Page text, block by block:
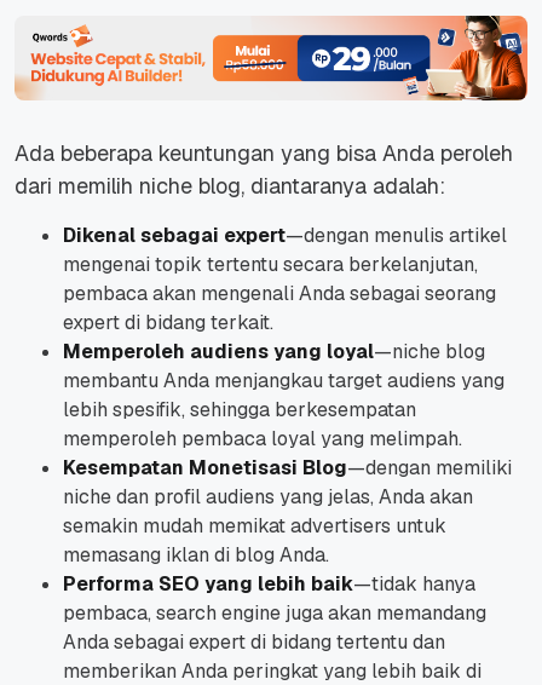
Ada beberapa keuntungan yang bisa Anda peroleh
dari memilih niche blog, diantaranya adalah:
Dikenal sebagai expert—dengan menulis artikel
mengenai topik tertentu secara berkelanjutan,
pembaca akan mengenali Anda sebagai seorang
expert di bidang terkait.
Memperoleh audiens yang loyal—niche blog
membantu Anda menjangkau target audiens yang
lebih spesifik, sehingga berkesempatan
memperoleh pembaca loyal yang melimpah.
Kesempatan Monetisasi Blog—dengan memiliki
niche dan profil audiens yang jelas, Anda akan
semakin mudah memikat advertisers untuk
memasang iklan di blog Anda.
Performa SEO yang lebih baik—tidak hanya
pembaca, search engine juga akan memandang
Anda sebagai expert di bidang tertentu dan
memberikan Anda peringkat yang lebih baik di